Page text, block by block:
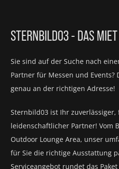
STERNBILD03 - DAS
Sie sind auf der Suche nach
Partner für Messen und Events?
genau an der richtigen Adresse!
Sternbild03 ist Ihr zuverlässiger,
leidenschaftlicher Partner! Vom
Outdoor Lounge Area, unser
für Sie die richtige Ausstattung
Serviceangebot rundet das Paket